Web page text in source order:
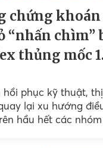
chứng khoán
“nhấn chìm”
thủng mốc
hồi phục kỹ thuật,
lại xu hướng
hầu hết các nhóm